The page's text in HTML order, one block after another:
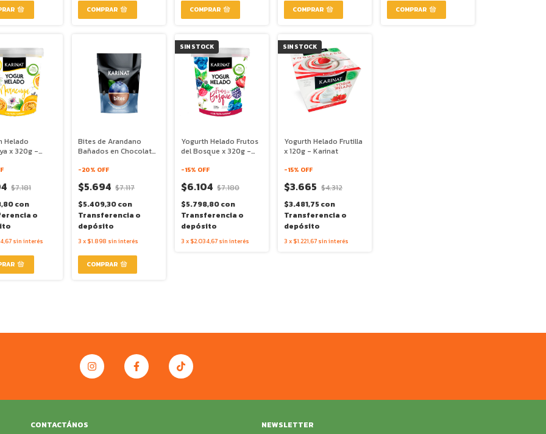
Helado
x 320g -
$7.181
con
o
sin interés
Bites de Arandano
Bañados en Chocolate
-20% OFF
$5.694 $7.117
$5.409,30con
Transferencia o
depósito
3 x $1.898 sin interés
SIN STOCK
Yogurth Helado Frutos
del Bosque x 320g -
-15% OFF
$6.104 $7.180
$5.798,80con
Transferencia o
depósito
3 x $2.034,67 sin interés
SIN STOCK
Yogurth Helado Frutilla
x 120g - Karinat
-15% OFF
$3.665 $4.312
$3.481,75con
Transferencia o
depósito
3 x $1.221,67 sin interés
CONTACTÁNOS NEWSLETTER